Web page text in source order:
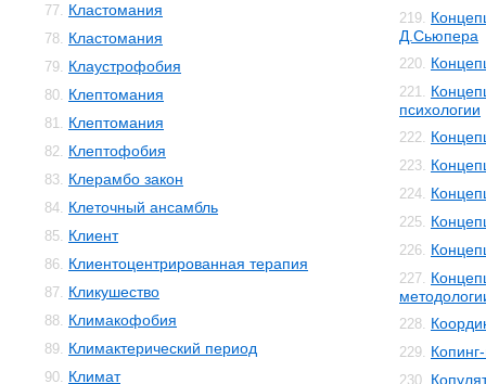
77. Кластомания
78. Кластомания
79. Клаустрофобия
80. Клептомания
81. Клептомания
82. Клептофобия
83. Клерамбо закон
84. Клеточный ансамбль
85. Клиент
86. Клиентоцентрированная терапия
87. Кликушество
88. Климакофобия
89. Климактерический период
90. Климат
219.
Д.Сьюпера
220.
221.
психологии
222.
223.
224.
225.
226.
227.
228.
229.
230.